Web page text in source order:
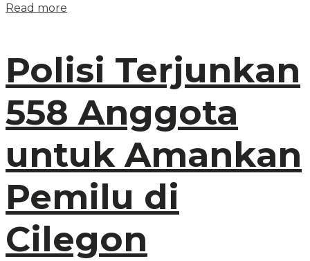
Read more
Polisi Terjunkan
558 Anggota
untuk Amankan
Pemilu di
Cilegon